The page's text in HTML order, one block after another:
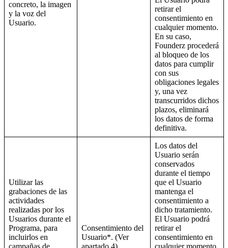
concreto, la imagen
y la voz del
Usuario.
retirar el
consentimiento en
cualquier momento.
En su caso,
Founderz procederá
al bloqueo de los
datos para cumplir
con sus
obligaciones legales
y, una vez
transcurridos dichos
plazos, eliminará
los datos de forma
definitiva.
Utilizar las
grabaciones de las
actividades
realizadas por los
Usuarios durante el
Programa, para
incluirlos en
campañas de
Consentimiento del
Usuario*. (Ver
apartado 4)
Los datos del
Usuario serán
conservados
durante el tiempo
que el Usuario
mantenga el
consentimiento a
dicho tratamiento.
El Usuario podrá
retirar el
consentimiento en
cualquier momento.